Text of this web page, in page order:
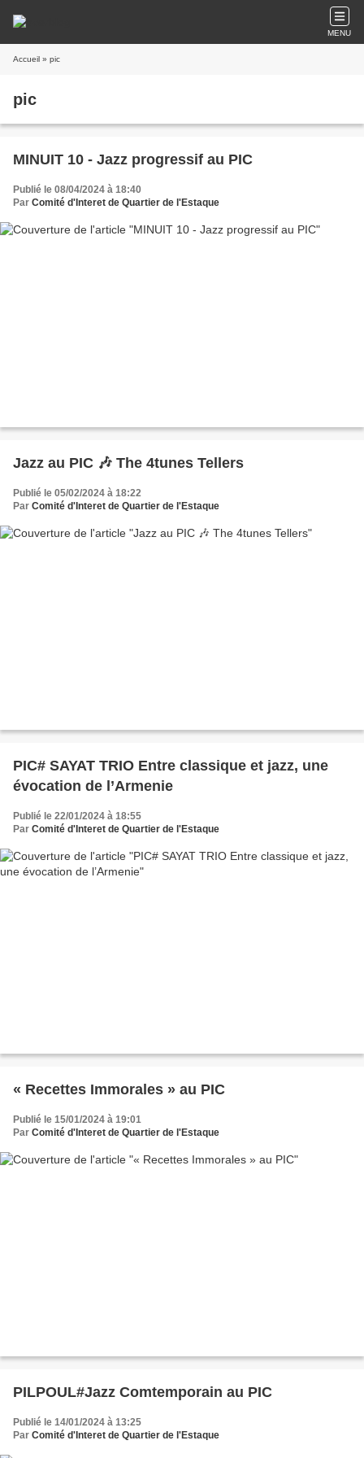
MENU
Accueil » pic
pic
MINUIT 10 - Jazz progressif au PIC
Publié le 08/04/2024 à 18:40
Par Comité d'Interet de Quartier de l'Estaque
Jazz au PIC 🎶 The 4tunes Tellers
Publié le 05/02/2024 à 18:22
Par Comité d'Interet de Quartier de l'Estaque
PIC# SAYAT TRIO Entre classique et jazz, une
évocation de l’Armenie
Publié le 22/01/2024 à 18:55
Par Comité d'Interet de Quartier de l'Estaque
« Recettes Immorales » au PIC
Publié le 15/01/2024 à 19:01
Par Comité d'Interet de Quartier de l'Estaque
PILPOUL#Jazz Comtemporain au PIC
Publié le 14/01/2024 à 13:25
Par Comité d'Interet de Quartier de l'Estaque